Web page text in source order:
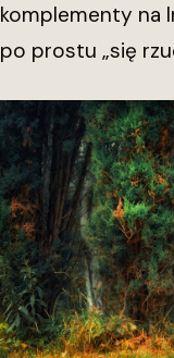
komplementy na
po prostu „się